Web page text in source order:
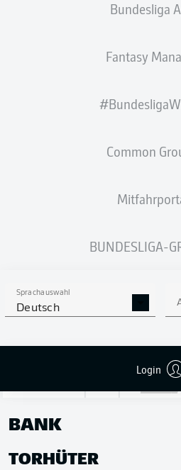
Bundesliga
Fantasy
Common
BUNDESLIGA-
Sprachauswahl
Deutsch
Login
Kevin Pina
BANK
TORHÜTER